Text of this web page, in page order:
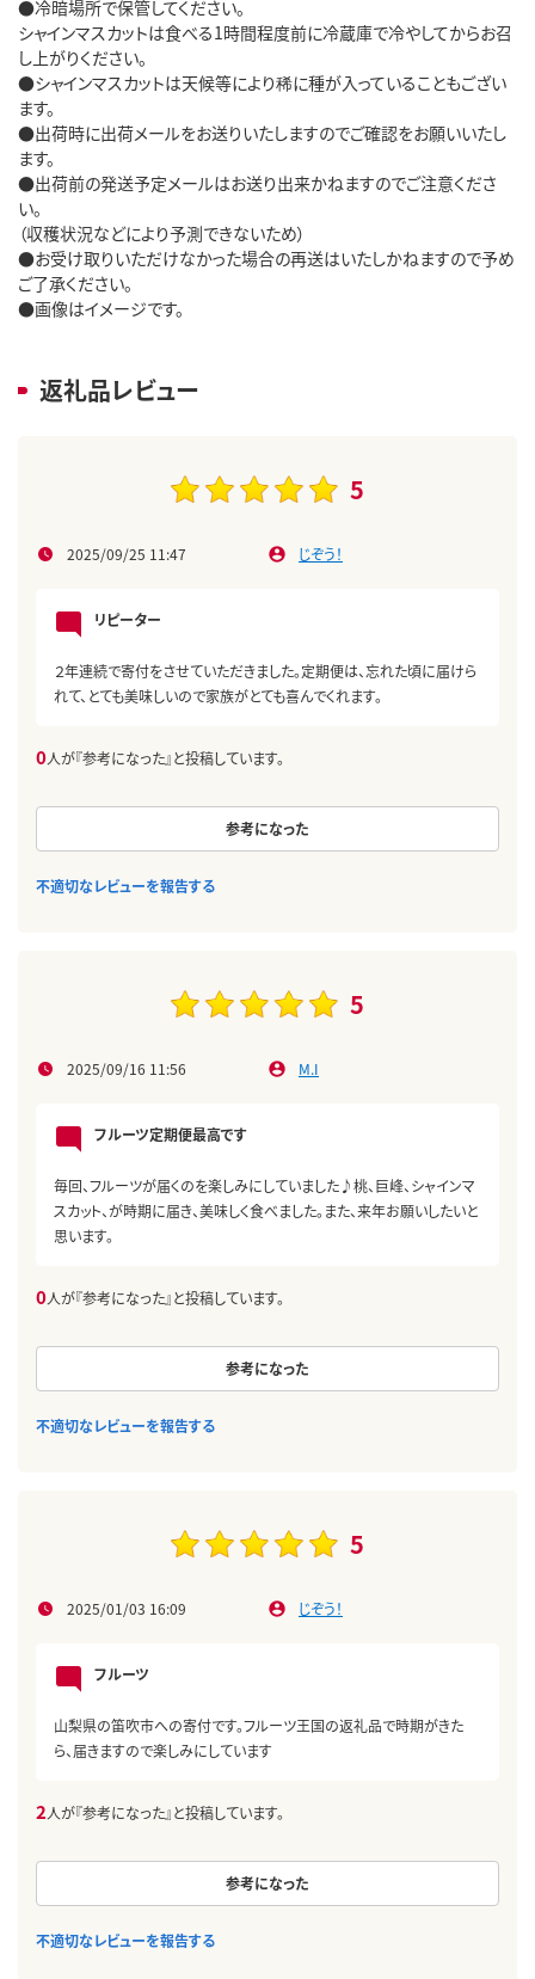
●冷暗場所で保管してください。
シャインマスカットは食べる1時間程度前に冷蔵庫で冷やしてからお召
し上がりください。
●シャインマスカットは天候等により稀に種が入っていることもござい
ます。
●出荷時に出荷メールをお送りいたしますのでご確認をお願いいたし
ます。
●出荷前の発送予定メールはお送り出来かねますのでご注意くださ
い。
（収穫状況などにより予測できないため）
●お受け取りいただけなかった場合の再送はいたしかねますので予め
ご了承ください。
●画像はイメージです。
返礼品レビュー
5
2025/09/25 11:47 じぞう！
リピーター
２年連続で寄付をさせていただきました。定期便は、忘れた頃に届けら
れて、とても美味しいので家族がとても喜んでくれます。
0人が『参考になった』と投稿しています。
参考になった
不適切なレビューを報告する
5
2025/09/16 11:56 M.I
フルーツ定期便最高です
毎回、フルーツが届くのを楽しみにしていました♪桃、巨峰、シャインマ
スカット、が時期に届き、美味しく食べました。また、来年お願いしたいと
思います。
0人が『参考になった』と投稿しています。
参考になった
不適切なレビューを報告する
5
2025/01/03 16:09 じぞう！
フルーツ
山梨県の笛吹市への寄付です。フルーツ王国の返礼品で時期がきた
ら、届きますので楽しみにしています
2人が『参考になった』と投稿しています。
参考になった
不適切なレビューを報告する